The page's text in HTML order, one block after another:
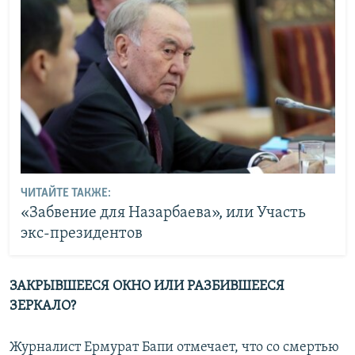
ЧИТАЙТЕ ТАКЖЕ:
«Забвение для Назарбаева», или Участь
экс-президентов
ЗАКРЫВШЕЕСЯ ОКНО ИЛИ РАЗБИВШЕЕСЯ
ЗЕРКАЛО?
Журналист Ермурат Бапи отмечает, что со смертью